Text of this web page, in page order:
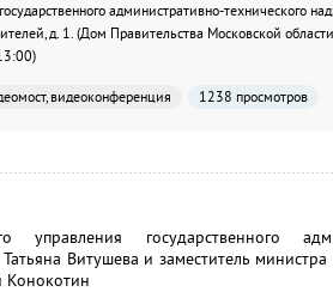
административно-технического
д. 1. (Дом Правительства Московской
видеоконференция 1238 просмотров
управления государственного
Витушева и заместитель